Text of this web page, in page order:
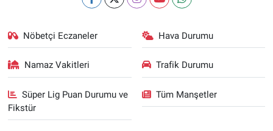
Nöbetçi Eczaneler Hava Durumu
Namaz Vakitleri Trafik Durumu
Süper Lig Puan Durumu ve
Fikstür
Tüm Manşetler